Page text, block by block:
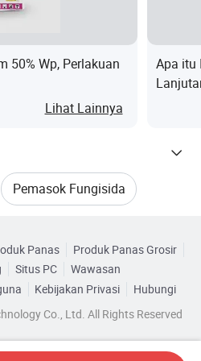
Dosis Menggunakan
10-12-
80g
drum 50
penyemprotan
untuk
mencegah
penyakit atau
penyakit.
Semprotkan
pada daun atau
50% Wp, Perlakuan
Lihat Lainnya
Apa itu
Pemasok Fungisida
Metalaksil
Panas
Produk Panas Grosir
Situs PC
Wawasan
Kebijakan Privasi
Hubungi
Co., Ltd. All Rights Reserved